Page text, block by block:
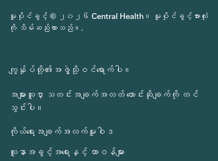
မူပိုင်ခွင့် © ၂၀၂၆ Central Health။ မူပိုင်ခွင့်အားလုံး
ကို သိမ်းဆည်းထားသည်။.
ကျွန်ုပ်တို့၏အဖွဲ့သို့ဝင်ရောက်ပါ။
အများသူငှာ သတင်းအချက်အလတ် တောင်းဆိုချက်ကို တင်
သွင်းပါ။
ကိုယ်ရေးအချက်အလက်မူဝါဒ
လူနာအခွင့်အရေးနှင့် တာဝန်များ